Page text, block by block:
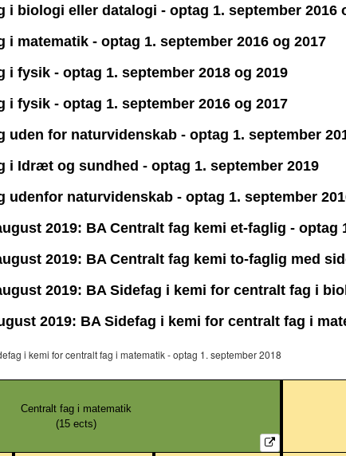
i biologi eller datalogi - optag 1. september 2016
matematik - optag 1. september 2016 og 2017
fysik - optag 1. september 2018 og 2019
fysik - optag 1. september 2016 og 2017
uden for naturvidenskab - optag 1. september
i Idræt og sundhed - optag 1. september 2019
naturvidenskab - optag 1. september
2019: BA Centralt fag kemi et-faglig - optag
2019: BA Centralt fag kemi to-faglig med
2019: BA Sidefag i kemi for centralt fag i
2019: BA Sidefag i kemi for centralt fag i
i kemi for centralt fag i matematik - optag 1. september 2018
Centralt fag i matematik
(15ects)